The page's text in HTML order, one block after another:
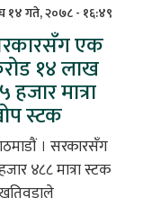
१४ गते, २०७८ - १६:४९
एक
१४ लाख
हजार मात्रा
स्टक
। सरकारसँग
४८८ मात्रा स्टक